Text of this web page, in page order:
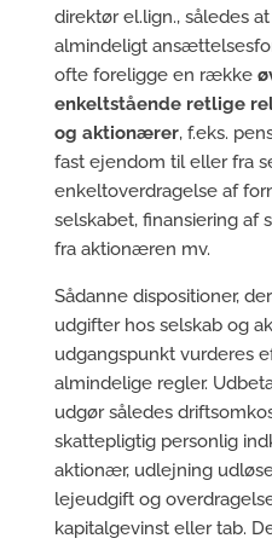
direktør el.lign., således
almindeligt
ofte foreligge en række
enkeltstående retlige
og aktionærer, f.eks.
fast ejendom til eller fra
enkeltoverdragelse af
selskabet, finansiering af
fra aktionæren mv.
Sådanne dispositioner,
udgifter hos selskab og
udgangspunkt vurderes
almindelige regler.
udgør således
skattepligtig personlig
aktionær, udlejning
lejeudgift og
kapitalgevinst eller tab.